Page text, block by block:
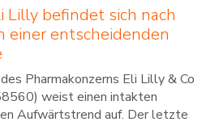
Lilly befindet sich nach
einer entscheidenden
Pharmakonzerns Eli Lilly & Co
weist einen intakten
Aufwärtstrend auf. Der letzte